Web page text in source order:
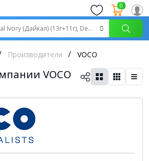
0
Производители VOCO
VOCO